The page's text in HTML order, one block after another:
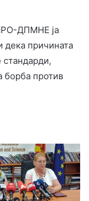
ДПМНЕ ја
дека причината
стандарди,
борба против